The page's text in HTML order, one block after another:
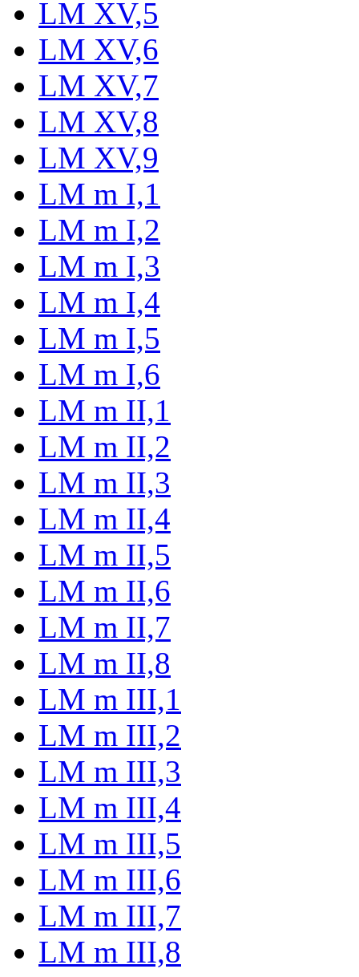
LM XV,5
LM XV,6
LM XV,7
LM XV,8
LM XV,9
LM m I,1
LM m I,2
LM m I,3
LM m I,4
LM m I,5
LM m I,6
LM m II,1
LM m II,2
LM m II,3
LM m II,4
LM m II,5
LM m II,6
LM m II,7
LM m II,8
LM m III,1
LM m III,2
LM m III,3
LM m III,4
LM m III,5
LM m III,6
LM m III,7
LM m III,8